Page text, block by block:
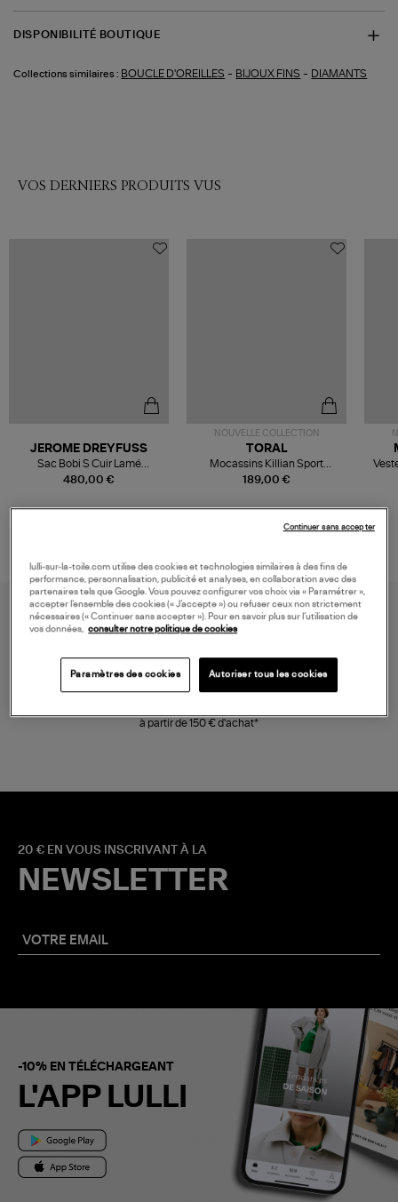
DISPONIBILITÉ BOUTIQUE
Collections similaires : BOUCLE D'OREILLES - BIJOUX FINS - DIAMANTS
VOS DERNIERS PRODUITS VUS
480,00 €
JEROME DREYFUSS
Sac Bobi S Cuir Lamé
Champagne
NOUVELLE COLLECTION
189,00 €
TORAL
Mocassins Killian Sport
Mousse
à partir de 150 € d'achat*
20 € EN VOUS INSCRIVANT À LA
NEWSLETTER
-10% EN TÉLÉCHARGEANT
L'APP LULLI
lulli-sur-la-toile.com utilise des cookies et technologies similaires à des fins de
performance, personnalisation, publicité et analyses, en collaboration avec des
partenaires tels que Google. Vous pouvez configurer vos choix via « Paramétrer »,
accepter l’ensemble des cookies (« J’accepte ») ou refuser ceux non strictement
nécessaires (« Continuer sans accepter »). Pour en savoir plus sur l’utilisation de
vos données, consulter notre politique de cookies
Paramètres des cookies Autoriser tous les cookies
Continuer sans accepter